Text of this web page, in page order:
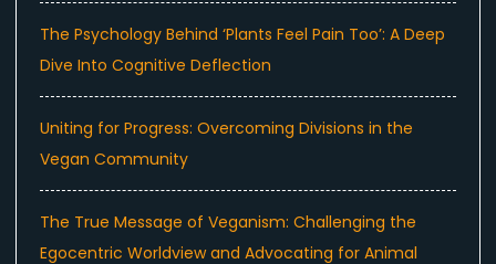
The Psychology Behind ‘Plants Feel Pain Too’: A Deep
Dive Into Cognitive Deflection
Uniting for Progress: Overcoming Divisions in the
Vegan Community
The True Message of Veganism: Challenging the
Egocentric Worldview and Advocating for Animal